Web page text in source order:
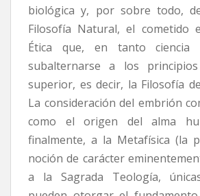
biológica y, por sobre todo,
Filosofía Natural, el cometido
Ética que, en tanto ciencia
subalternarse a los
superior, es decir, la Filosofía
La consideración del embrión
como el origen del alma
finalmente, a la Metafísica (la
noción de carácter
a la Sagrada Teología,